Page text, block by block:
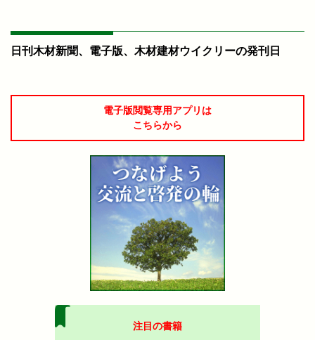
日刊木材新聞、電子版、木材建材ウイクリーの発刊日
電子版閲覧専用アプリは
こちらから
注目の書籍